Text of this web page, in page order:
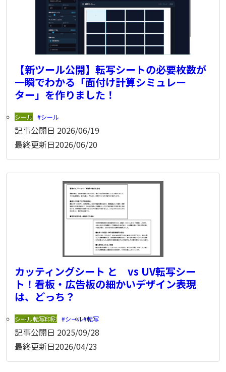
【新ツール公開】転写シートの必要枚数が
一瞬でわかる「面付け計算シミュレー
ター」を作りました！
シール シール
記事公開日 2026/06/19
最終更新日2026/06/20
カッティングシート と vs UV転写シー
ト！看板・広告板の細かいデザイン表現
は、どっち？
シール転写印刷 シール 転写
記事公開日 2025/09/28
最終更新日2026/04/23